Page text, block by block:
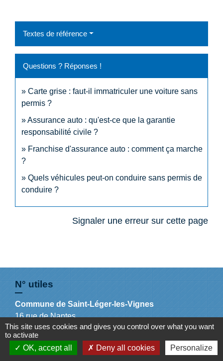
Textes de référence
Questions ? Réponses !
Carte grise : faut-il immatriculer une voiture sans
permis ?
Assurance auto : qu'est-ce que la garantie
responsabilité civile ?
Franchise d'assurance auto : comment ça marche
?
Quels véhicules peut-on conduire sans permis de
conduire ?
Signaler une erreur sur cette page
N° utiles
Commune de Saint-Léger-les-Vignes
16 rue de Nantes
44710 Saint-Léger-les-Vignes - FRANCE
+33 2 40 31 50 32
This site uses cookies and gives you control over what you want
to activate
OK, accept all
Deny all cookies Personalize